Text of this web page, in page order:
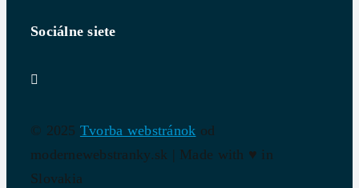
Sociálne siete
© 2025 Tvorba webstránok od
modernewebstranky.sk | Made with ♥ in
Slovakia